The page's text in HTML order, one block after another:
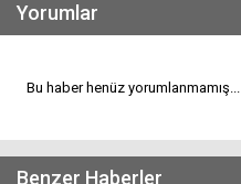
Yorumlar
Bu haber henüz yorumlanmamış...
Benzer Haberler